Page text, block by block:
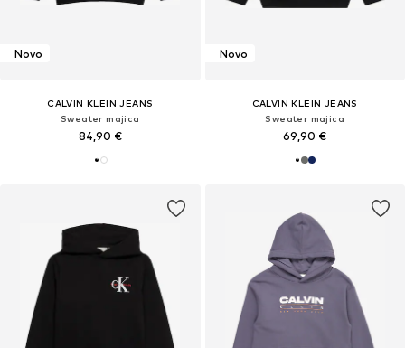
Novo
CALVIN KLEIN JEANS
Sweater majica
84,90 €
Novo
CALVIN KLEIN JEANS
Sweater majica
69,90 €